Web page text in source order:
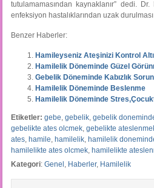
tutulamamasından kaynaklanır” dedi.
enfeksiyon hastalıklarından uzak
Benzer Haberler:
Hamileyseniz Ateşinizi Kontrol
Hamilelik Döneminde Güzel
Gebelik Döneminde Kabızlık
Hamilelik Döneminde Beslenme
Hamilelik Döneminde
Etiketler: gebe, gebelik, gebelik
gebelikte ates olcmek, gebelikte
ates, hamile, hamilelik, hamilelik
hamilelikte ates olcmek, hamilelikte
Kategori: Genel , Haberler, Hamilelik